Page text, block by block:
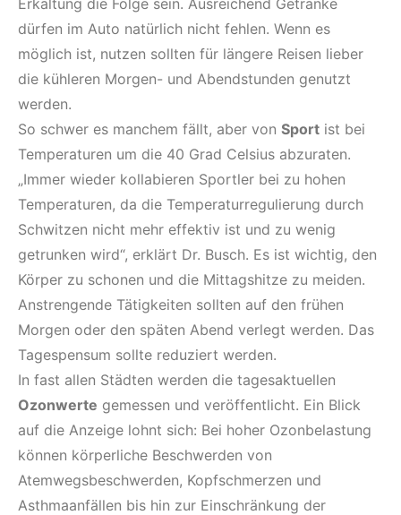
dürfen im Auto natürlich nicht fehlen. Wenn es
möglich ist, nutzen sollten für längere Reisen lieber
die kühleren Morgen- und Abendstunden genutzt
werden.
So schwer es manchem fällt, aber von Sport ist bei
Temperaturen um die 40 Grad Celsius abzuraten.
„Immer wieder kollabieren Sportler bei zu hohen
Temperaturen, da die Temperaturregulierung durch
Schwitzen nicht mehr effektiv ist und zu wenig
getrunken wird“, erklärt Dr. Busch. Es ist wichtig, den
Körper zu schonen und die Mittagshitze zu meiden.
Anstrengende Tätigkeiten sollten auf den frühen
Morgen oder den späten Abend verlegt werden. Das
Tagespensum sollte reduziert werden.
In fast allen Städten werden die tagesaktuellen
Ozonwerte gemessen und veröffentlicht. Ein Blick
auf die Anzeige lohnt sich: Bei hoher Ozonbelastung
können körperliche Beschwerden von
Atemwegsbeschwerden, Kopfschmerzen und
Asthmaanfällen bis hin zur Einschränkung der